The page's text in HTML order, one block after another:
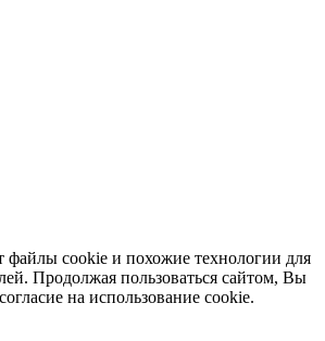
файлы cookie и похожие технологии для
Продолжая пользоваться сайтом, Вы
на использование cookie.